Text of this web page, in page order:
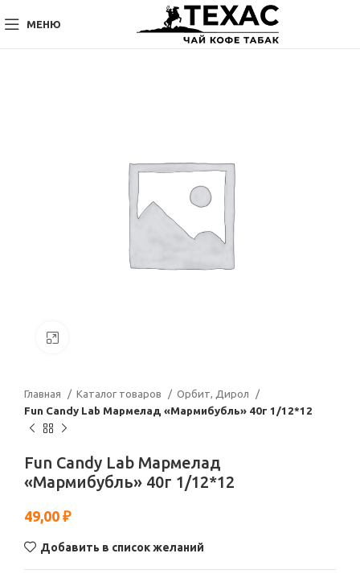
МЕНЮ
Главная Каталог товаров
Орбит, Дирол
Fun Candy Lab Мармелад «Мармибубль» 40г 1/12*12
Fun Candy Lab Мармелад
«Мармибубль» 40г 1/12*12
49,00 ₽
Добавить в список желаний